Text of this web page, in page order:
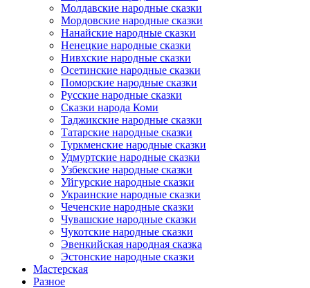
Молдавские народные сказки
Мордовские народные сказки
Нанайские народные сказки
Ненецкие народные сказки
Нивхские народные сказки
Осетинские народные сказки
Поморские народные сказки
Русские народные сказки
Сказки народа Коми
Таджикские народные сказки
Татарские народные сказки
Туркменские народные сказки
Удмуртские народные сказки
Узбекские народные сказки
Уйгурские народные сказки
Украинские народные сказки
Чеченские народные сказки
Чувашские народные сказки
Чукотские народные сказки
Эвенкийская народная сказка
Эстонские народные сказки
Мастерская
Разное